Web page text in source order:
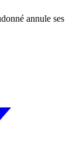
annule ses